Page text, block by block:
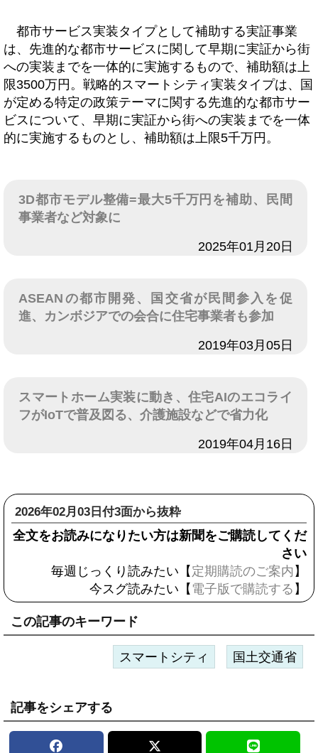
都市サービス実装タイプとして補助する実証事業
は、先進的な都市サービスに関して早期に実証から街
への実装までを一体的に実施するもので、補助額は上
限3500万円。戦略的スマートシティ実装タイプは、国
が定める特定の政策テーマに関する先進的な都市サー
ビスについて、早期に実証から街への実装までを一体
的に実施するものとし、補助額は上限5千万円。
3D都市モデル整備=最大5千万円を補助、民間
事業者など対象に
2025年01月20日
ASEANの都市開発、国交省が民間参入を促
進、カンボジアでの会合に住宅事業者も参加
2019年03月05日
スマートホーム実装に動き、住宅AIのエコライ
フがIoTで普及図る、介護施設などで省力化
2019年04月16日
2026年02月03日付3面から抜粋
全文をお読みになりたい方は新聞をご購読してくだ
さい
毎週じっくり読みたい【 定期購読のご案内 】
今スグ読みたい【 電子版で購読する 】
この記事のキーワード
スマートシティ 国土交通省
記事をシェアする